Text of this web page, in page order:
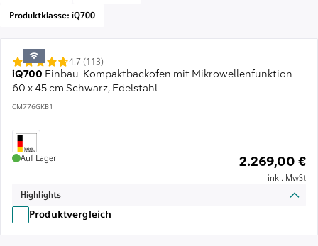
Produktklasse: iQ700
iQ700 Einbau-Kompaktbackofen mit Mikrowellenfunktion
60 x 45 cm Schwarz, Edelstahl
CM776GKB1
4.7 (113)
Auf Lager 2.269,00 €
inkl. MwSt
Highlights
Produktvergleich